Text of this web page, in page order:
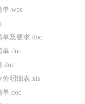
单.wps
及要求.doc
单.doc
.doc
务明细表.xls
单.doc